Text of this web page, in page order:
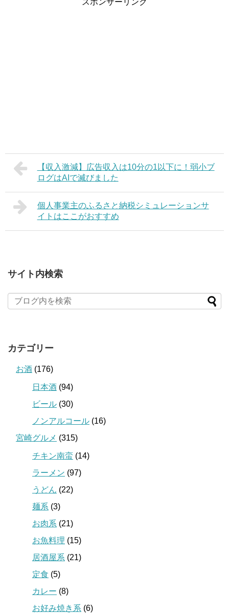
【収入激減】広告収入は10分の1以下に！弱小ブ
ログはAIで滅びました
個人事業主のふるさと納税シミュレーションサ
イトはここがおすすめ
サイト内検索
カテゴリー
お酒 (176)
日本酒 (94)
ビール (30)
ノンアルコール (16)
宮崎グルメ (315)
チキン南蛮 (14)
ラーメン (97)
うどん (22)
麺系 (3)
お肉系 (21)
お魚料理 (15)
居酒屋系 (21)
定食 (5)
カレー (8)
お好み焼き系 (6)